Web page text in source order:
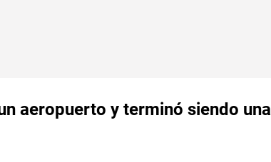
aeropuerto y terminó siendo una